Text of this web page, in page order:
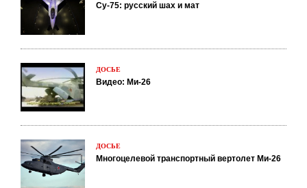
Су-75: русский шах и мат
ДОСЬЕ
Видео: Ми-26
ДОСЬЕ
Многоцелевой транспортный вертолет Ми-26